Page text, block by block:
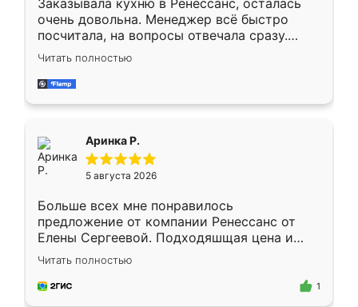
Заказывала кухню в Ренессанс, осталась
очень довольна. Менеджер всё быстро
посчитала, на вопросы отвечала сразу.
Замерщик приехал в субботу, подошёл к
делу со всей ответственностью. Собрали
за день, ребята работали аккуратно, даже
Читать полностью
Аринка Р.
5 августа 2026
Больше всех мне понравилось
предложение от компании Ренессанс от
Елены Сергеевой. Подходяшщая цена и
короткие сроки изготовления. Приехавший
для замера сотрудник Владислав
предложил по моему эскизу самый
Читать полностью
1